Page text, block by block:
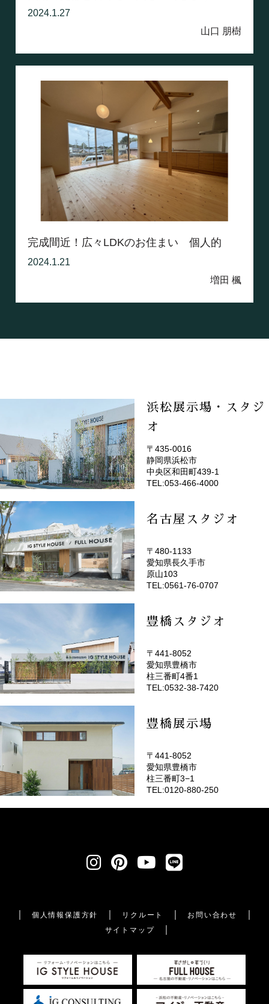
2024.1.27
山口 朋樹
完成間近！広々LDKのお住まい 個人的
な...
2024.1.21
増田 楓
浜松展示場・スタジ
オ
(EMOTOP浜松)
〒435-0016
静岡県浜松市
中央区和田町439-1
TEL:053-466-4000
名古屋スタジオ
(EMOTOP名古屋)
〒480-1133
愛知県長久手市
原山103
TEL:0561-76-0707
豊橋スタジオ
(EMOTOP豊橋)
〒441-8052
愛知県豊橋市
柱三番町4番1
TEL:0532-38-7420
豊橋展示場
〒441-8052
愛知県豊橋市
柱三番町3−1
TEL:0120-880-250
個人情報保護方針 リクルート
お問い合わせ
サイトマップ